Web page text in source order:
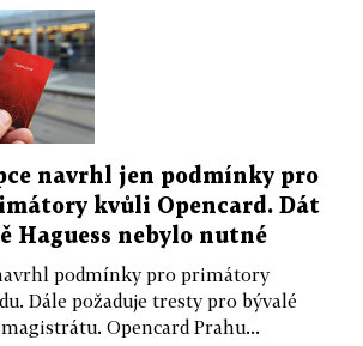
navrhl jen podmínky pro
kvůli Opencard. Dát
Haguess nebylo nutné
podmínky pro primátory
Dále požaduje tresty pro bývalé
Opencard Prahu...